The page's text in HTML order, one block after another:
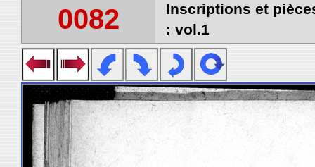
0082
Inscriptions et
: vol.1